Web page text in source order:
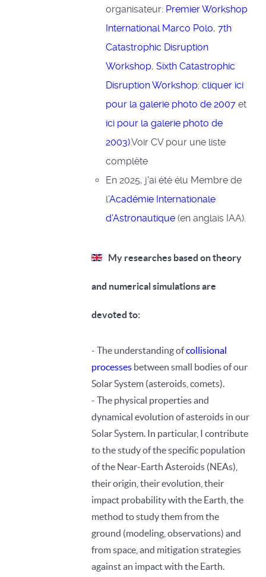
organisateur: Premier Workshop
International Marco Polo, 7th
Catastrophic Disruption
Workshop, Sixth Catastrophic
Disruption Workshop: cliquer ici
pour la galerie photo de 2007et
ici pour la galerie photo de
2003).Voir CV pour une liste
complète
En 2025, j'ai été élu Membre de
l’Académie Internationale
d’Astronautique(en anglais IAA).
My researches based on theory
and numerical simulations are
devoted to:
- The understanding ofcollisional
processesbetween small bodies of our
Solar System (asteroids, comets).
- The physical properties and
dynamical evolution of asteroids in our
Solar System. In particular, I contribute
to the study of the specific population
of the Near-Earth Asteroids (NEAs),
their origin, their evolution, their
impact probability with the Earth, the
method to study them from the
ground (modeling, observations) and
from space, and mitigation strategies
against an impact with the Earth.